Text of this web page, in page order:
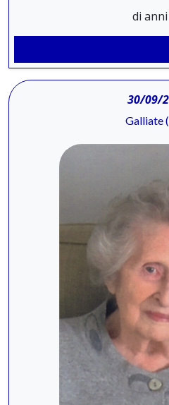
di anni
30/09/
Galliate